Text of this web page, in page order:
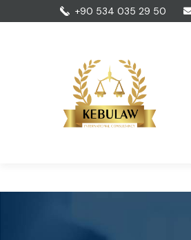
+90 534 035 29 50